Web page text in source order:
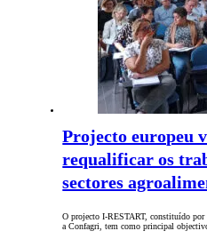
Projecto europeu
requalificar os
sectores
O projecto I-RESTART, constituído
a Confagri, tem como principal